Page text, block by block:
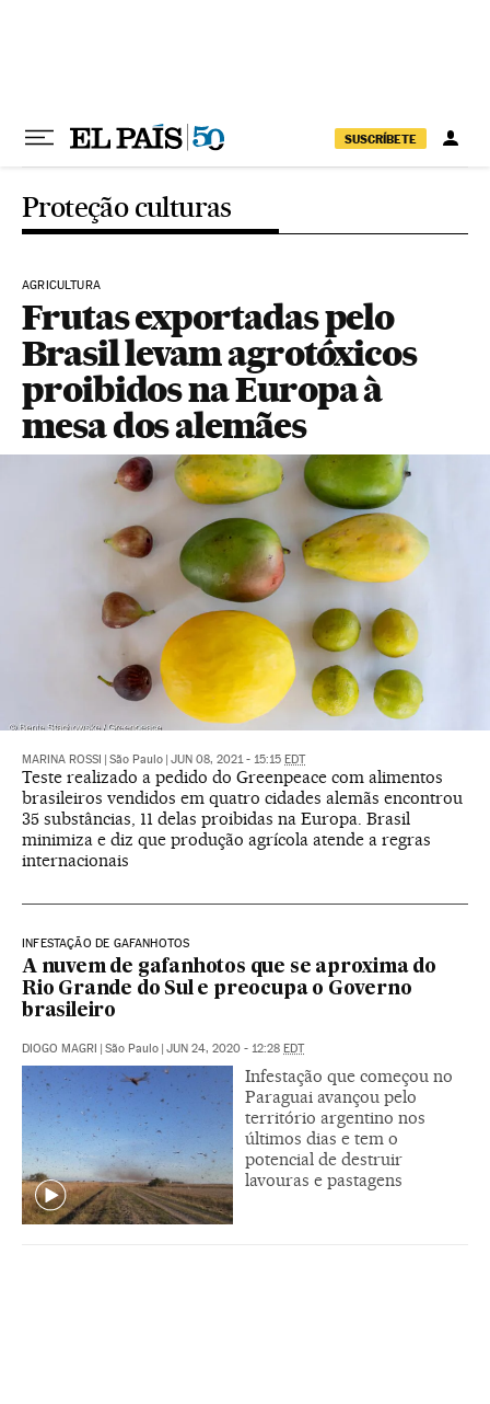
SUSCRÍBETE
Proteção culturas
AGRICULTURA
Frutas exportadas pelo
Brasil levam agrotóxicos
proibidos na Europa à
mesa dos alemães
MARINA ROSSI São Paulo JUN 08, 2021 - 15:15 EDT
Teste realizado a pedido do Greenpeace com alimentos
brasileiros vendidos em quatro cidades alemãs encontrou
35 substâncias, 11 delas proibidas na Europa. Brasil
minimiza e diz que produção agrícola atende a regras
internacionais
INFESTAÇÃO DE GAFANHOTOS
A nuvem de gafanhotos que se aproxima do
Rio Grande do Sul e preocupa o Governo
brasileiro
DIOGO MAGRI São Paulo JUN 24, 2020 - 12:28 EDT
Infestação que começou no
Paraguai avançou pelo
território argentino nos
últimos dias e tem o
potencial de destruir
lavouras e pastagens